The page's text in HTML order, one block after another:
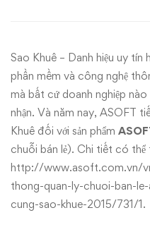
Khuê
–
Nâng
tầm
doanh
nghiệp
Sao Khuê – Danh hiệu uy tín
phần mềm và công nghệ
mà bất cứ doanh nghiệp
nhận. Và năm nay, ASOFT
Khuê đối với sản phẩm
chuỗi bán lẻ). Chi tiết có thể
http://www.asoft.com.vn/
thong-quan-ly-chuoi-ban-
cung-sao-khue-2015/731/1.